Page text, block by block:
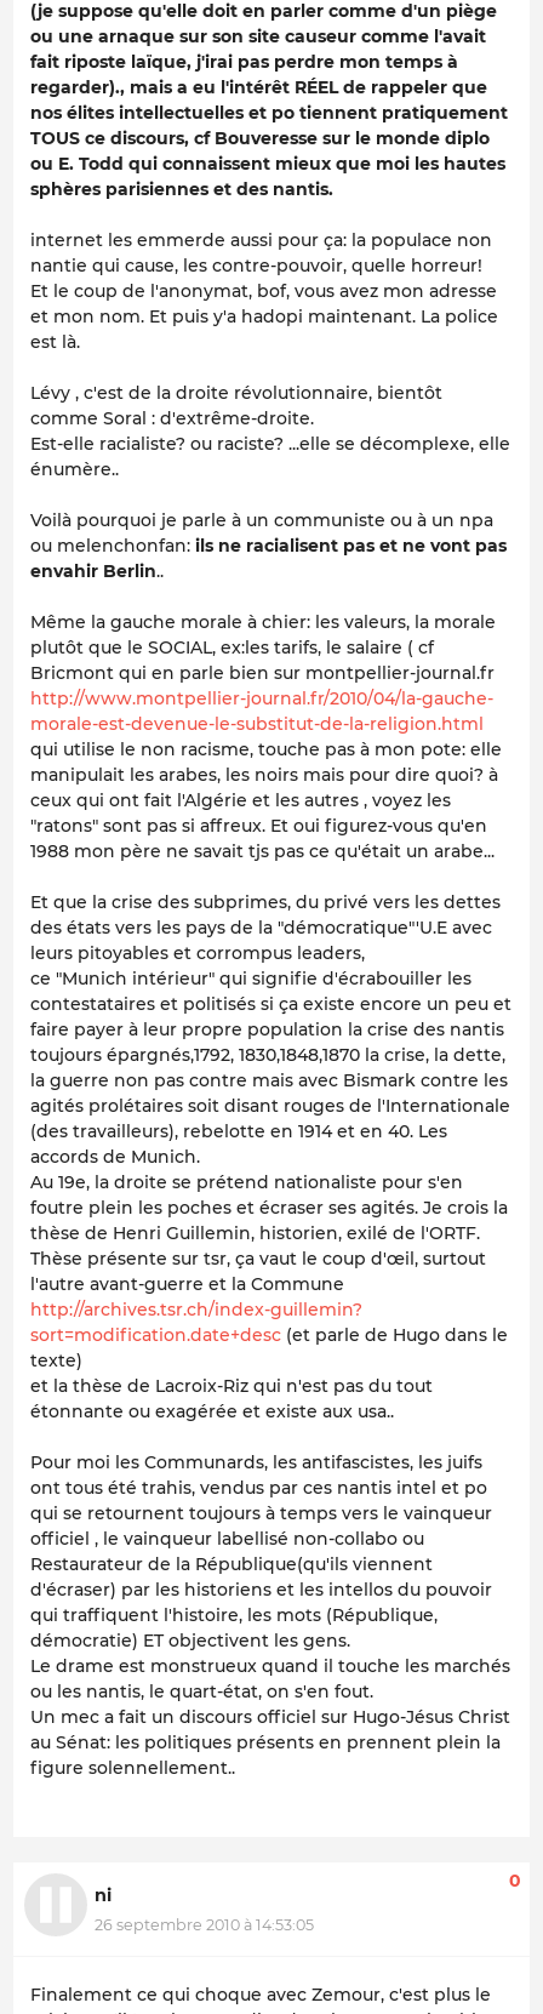
(je suppose qu'elle doit en parler comme d'un piège
ou une arnaque sur son site causeur comme l'avait
fait riposte laïque, j'irai pas perdre mon temps à
regarder)., mais a eu l'intérêt RÉEL de rappeler que
nos élites intellectuelles et po tiennent pratiquement
TOUS ce discours, cf Bouveresse sur le monde diplo
ou E. Todd qui connaissent mieux que moi les hautes
sphères parisiennes et des nantis.
internet les emmerde aussi pour ça: la populace non
nantie qui cause, les contre-pouvoir, quelle horreur!
Et le coup de l'anonymat, bof, vous avez mon adresse
et mon nom. Et puis y'a hadopi maintenant. La police
est là.
Lévy , c'est de la droite révolutionnaire, bientôt
comme Soral : d'extrême-droite.
Est-elle racialiste? ou raciste? ...elle se décomplexe, elle
énumère..
Voilà pourquoi je parle à un communiste ou à un npa
ou melenchonfan: ils ne racialisent pas et ne vont pas
envahir Berlin..
Même la gauche morale à chier: les valeurs, la morale
plutôt que le SOCIAL, ex:les tarifs, le salaire ( cf
Bricmont qui en parle bien sur montpellier-journal.fr
http://www.montpellier-journal.fr/2010/04/la-gauche-
morale-est-devenue-le-substitut-de-la-religion.html
qui utilise le non racisme, touche pas à mon pote: elle
manipulait les arabes, les noirs mais pour dire quoi? à
ceux qui ont fait l'Algérie et les autres , voyez les
"ratons" sont pas si affreux. Et oui figurez-vous qu'en
1988 mon père ne savait tjs pas ce qu'était un arabe...
Et que la crise des subprimes, du privé vers les dettes
des états vers les pays de la "démocratique"'U.E avec
leurs pitoyables et corrompus leaders,
ce "Munich intérieur" qui signifie d'écrabouiller les
contestataires et politisés si ça existe encore un peu et
faire payer à leur propre population la crise des nantis
toujours épargnés,1792, 1830,1848,1870 la crise, la dette,
la guerre non pas contre mais avec Bismark contre les
agités prolétaires soit disant rouges de l'Internationale
(des travailleurs), rebelotte en 1914 et en 40. Les
accords de Munich.
Au 19e, la droite se prétend nationaliste pour s'en
foutre plein les poches et écraser ses agités. Je crois la
thèse de Henri Guillemin, historien, exilé de l'ORTF.
Thèse présente sur tsr, ça vaut le coup d'œil, surtout
l'autre avant-guerre et la Commune
http://archives.tsr.ch/index-guillemin?
sort=modification.date+desc (et parle de Hugo dans le
texte)
et la thèse de Lacroix-Riz qui n'est pas du tout
étonnante ou exagérée et existe aux usa..
Pour moi les Communards, les antifascistes, les juifs
ont tous été trahis, vendus par ces nantis intel et po
qui se retournent toujours à temps vers le vainqueur
officiel , le vainqueur labellisé non-collabo ou
Restaurateur de la République(qu'ils viennent
d'écraser) par les historiens et les intellos du pouvoir
qui traffiquent l'histoire, les mots (République,
démocratie) ET objectivent les gens.
Le drame est monstrueux quand il touche les marchés
ou les nantis, le quart-état, on s'en fout.
Un mec a fait un discours officiel sur Hugo-Jésus Christ
au Sénat: les politiques présents en prennent plein la
figure solennellement..
ni
26 septembre 2010 à 14:53:05
0
Finalement ce qui choque avec Zemour, c'est plus le